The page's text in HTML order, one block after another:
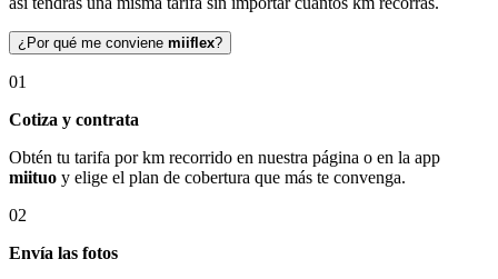
¿Por qué me conviene miiflex?
01
Cotiza y contrata
Obtén tu tarifa por km recorrido en nuestra página o en la app
miituo y elige el plan de cobertura que más te convenga.
02
Envía las fotos